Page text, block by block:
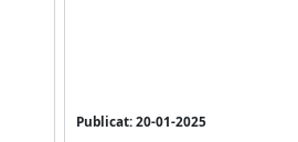
Publicat: 20-01-2025